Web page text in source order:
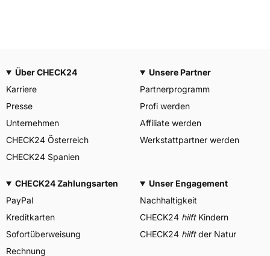
Über CHECK24
Karriere
Presse
Unternehmen
CHECK24 Österreich
CHECK24 Spanien
Unsere Partner
Partnerprogramm
Profi werden
Affiliate werden
Werkstattpartner werden
CHECK24 Zahlungsarten
PayPal
Kreditkarten
Sofortüberweisung
Rechnung
Unser Engagement
Nachhaltigkeit
CHECK24 hilftKindern
CHECK24 hilftder Natur